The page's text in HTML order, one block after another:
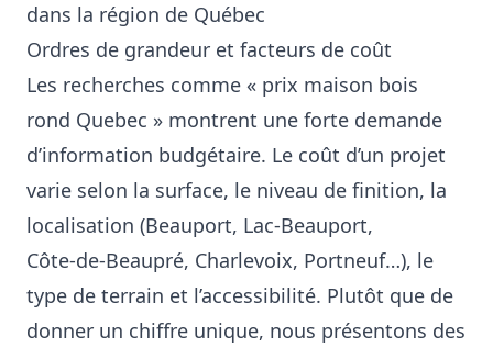
dans la région de Québec
Ordres de grandeur et facteurs de coût
Les recherches comme « prix maison bois
rond Quebec » montrent une forte demande
d’information budgétaire. Le coût d’un projet
varie selon la surface, le niveau de finition, la
localisation (Beauport, Lac‑Beauport,
Côte‑de‑Beaupré, Charlevoix, Portneuf…), le
type de terrain et l’accessibilité. Plutôt que de
donner un chiffre unique, nous présentons des